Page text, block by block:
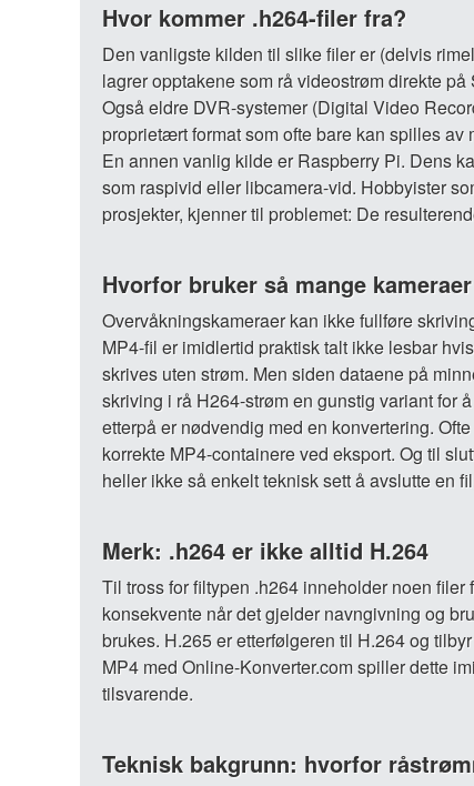
Hvor kommer .h264-filer fra?
Den vanligste kilden til slike filer er (delvis
lagrer opptakene som rå videostrøm direkte
Også eldre DVR-systemer (Digital Video
proprietært format som ofte bare kan spilles
En annen vanlig kilde er Raspberry Pi. Dens
som raspivid eller libcamera-vid. Hobbyister
prosjekter, kjenner til problemet: De
Hvorfor bruker så mange
Overvåkningskameraer kan ikke fullføre
MP4-fil er imidlertid praktisk talt ikke lesbar
skrives uten strøm. Men siden dataene på
skriving i rå H264-strøm en gunstig variant for
etterpå er nødvendig med en konvertering.
korrekte MP4-containere ved eksport. Og til
heller ikke så enkelt teknisk sett å avslutte en
Merk: .h264 er ikke alltid H.264
Til tross for filtypen .h264 inneholder noen
konsekvente når det gjelder navngivning og
brukes. H.265 er etterfølgeren til H.264 og
MP4 med Online-Konverter.com spiller dette
tilsvarende.
Teknisk bakgrunn: hvorfor